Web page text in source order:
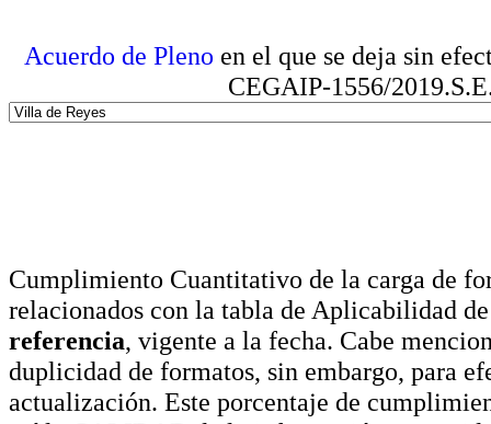
Acuerdo de Pleno en el que se deja sin
CEGAIP-1556/
Cumplimiento Cuantitativo de la carga de
relacionados con la tabla de Aplicabilidad
referencia, vigente a la fecha. Cabe
duplicidad de formatos, sin embargo, para
actualización. Este porcentaje de